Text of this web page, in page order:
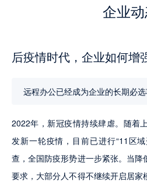
企业
后疫情时代，企业如何增
远程办公已经成为企业的长期必选
2022年，新冠疫情持续肆虐。随着
发新一轮疫情，目前已进行“11区
查，全国防疫形势进一步紧张。当
要求，大部分人不得不继续开启居